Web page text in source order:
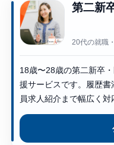
第二新
20代の就職
18歳〜28歳の第二新卒
援サービスです。履歴
員求人紹介まで幅広く対